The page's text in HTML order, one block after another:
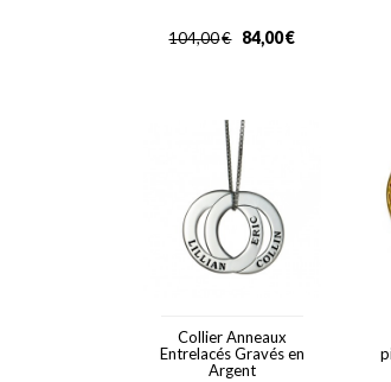
€
104,00 €
84,00
Collier Anneaux
Entrelacés Gravés en
Argent